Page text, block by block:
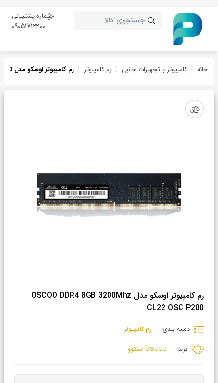
شماره پشتیبانی
09051712200 جستجوی کالا
خانه کامپیوتر و تجهیزات جانبی رم کامپیوتر رم کامپیوتر اوسکو مدل OSCOO DDR4 8GB 3200Mhz CL22 OSC P200
رم کامپیوتر اوسکو مدل OSCOO DDR4 8GB 3200Mhz
CL22 OSC P200
دسته بندی:
رم کامپیوتر
برند:
OSCOO اسکوو